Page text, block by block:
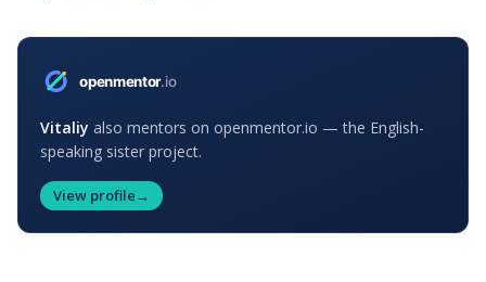
Vitaliy also mentors on openmentor.io — the English-
speaking sister project.
View profile→